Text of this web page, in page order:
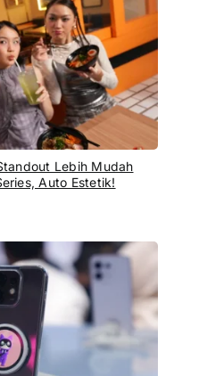
Lebih Mudah
Auto Estetik!